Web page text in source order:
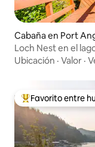
Cabaña en Port
Loch Nest en el
Ubicación · Valor ·
Favorito entre los
Favorito entre